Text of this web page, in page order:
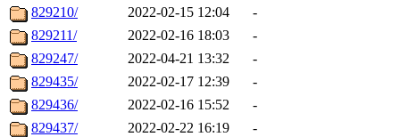
829210/
2022-02-15 12:04
-
829211/
2022-02-16 18:03
-
829247/
2022-04-21 13:32
-
829435/
2022-02-17 12:39
-
829436/
2022-02-16 15:52
-
829437/
2022-02-22 16:19
-